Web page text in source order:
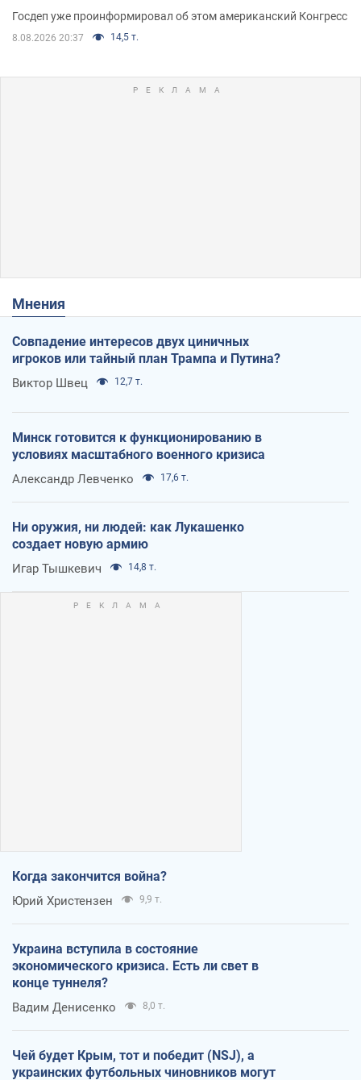
Госдеп уже проинформировал об этом американский Конгресс
8.08.2026 20:37 14,5 т.
Мнения
Совпадение интересов двух циничных
игроков или тайный план Трампа и Путина?
Виктор Швец 12,7 т.
Минск готовится к функционированию в
условиях масштабного военного кризиса
Александр Левченко 17,6 т.
Ни оружия, ни людей: как Лукашенко
создает новую армию
Игар Тышкевич 14,8 т.
Когда закончится война?
Юрий Христензен 9,9 т.
Украина вступила в состояние
экономического кризиса. Есть ли свет в
конце туннеля?
Вадим Денисенко 8,0 т.
Чей будет Крым, тот и победит (NSJ), а
украинских футбольных чиновников могут